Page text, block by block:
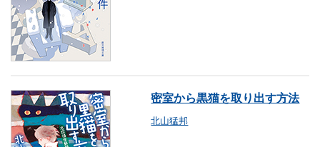
密室から黒猫を取り出す方法
北山猛邦